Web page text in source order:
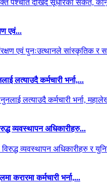
एवं...
लत्याउदै कर्मचारी भर्ना,...
व्यवस्थापन अधिकारीहरु...
करारमा कर्मचारी भर्ना,...